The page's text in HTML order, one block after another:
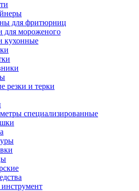
для фритюрниц
для мороженого
кухонные
резки и терки
специализированные